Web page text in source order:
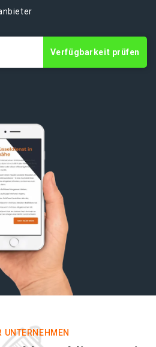
Verfügbarkeit prüfen
UNTERNEHMEN